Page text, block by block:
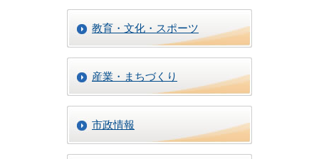
教育・文化・スポーツ
産業・まちづくり
市政情報